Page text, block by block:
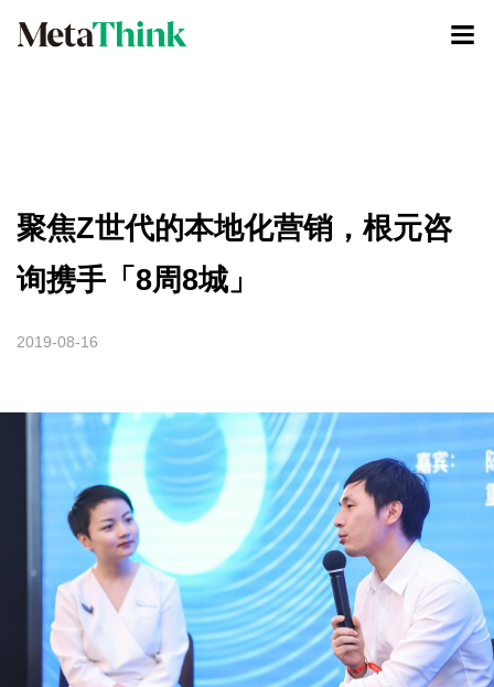
聚焦Z世代的本地化营销，根元咨
询携手「8周8城」
2019-08-16